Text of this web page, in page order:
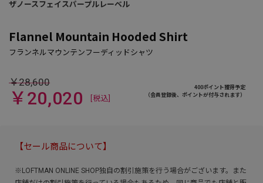
Flannel Mountain Hooded Shirt
￥28,600
￥20,020 [税込]
400ポイント獲得予定
（会員登録後、ポイントが付与されます）
【セール商品について】
※LOFTMAN ONLINE SHOP独自の割引施策を行う場合がございます。また